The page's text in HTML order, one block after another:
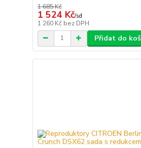
1 685 Kč
1 524 Kč/sd
1 260 Kč bez DPH
Přidat do